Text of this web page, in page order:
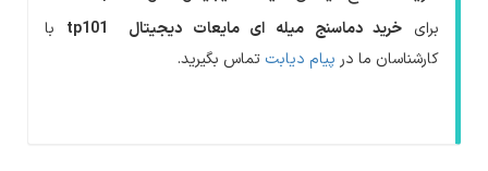
برای خرید دماسنج میله ای مایعات دیجیتال
با
کارشناسان ما در پیام دیابت تماس بگیرید.